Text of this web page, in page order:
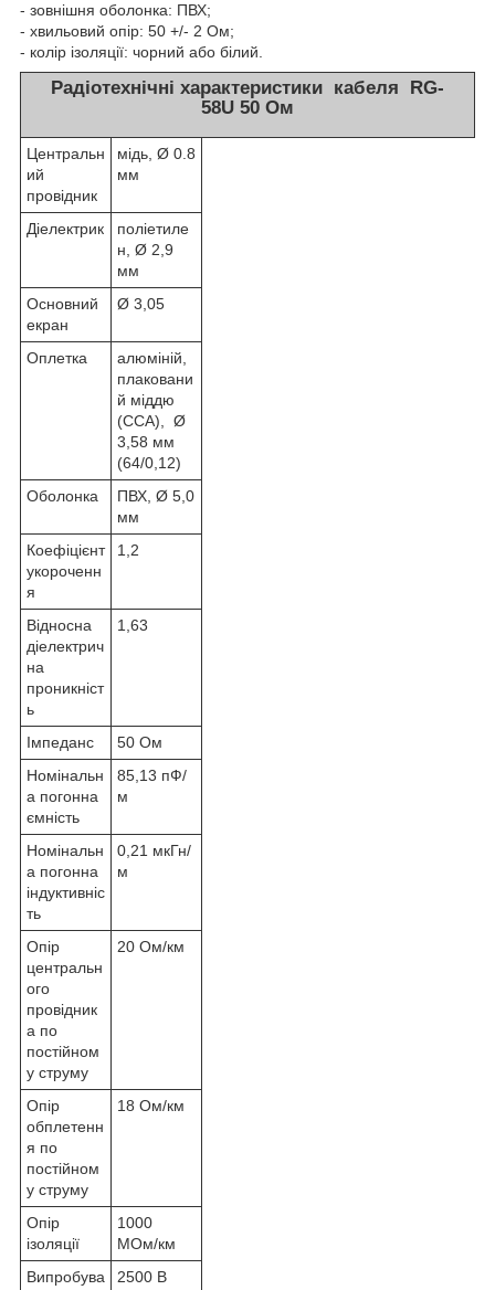
- зовнішня оболонка: ПВХ;
- хвильовий опір: 50 +/- 2 Ом;
- колір ізоляції: чорний або білий.
Радіотехнічні характеристики кабеля RG-
58U 50 Ом
Центральн
ий
провідник
мідь, Ø 0.8
мм
Діелектрик
поліетиле
н, Ø 2,9
мм
Основний
екран
Ø 3,05
Оплетка
алюміній,
плаковани
й міддю
(CCA), Ø
3,58 мм
(64/0,12)
Оболонка
ПВХ, Ø 5,0
мм
Коефіцієнт
укороченн
я
1,2
Відносна
діелектрич
на
проникніст
ь
1,63
Імпеданс
50 Ом
Номінальн
а погонна
ємність
85,13 пФ/
м
Номінальн
а погонна
індуктивніс
ть
0,21 мкГн/
м
Опір
центральн
ого
провідник
а по
постійном
у струму
20 Ом/км
Опір
обплетенн
я по
постійном
у струму
18 Ом/км
Опір
ізоляції
1000
МОм/км
Випробува
2500 В